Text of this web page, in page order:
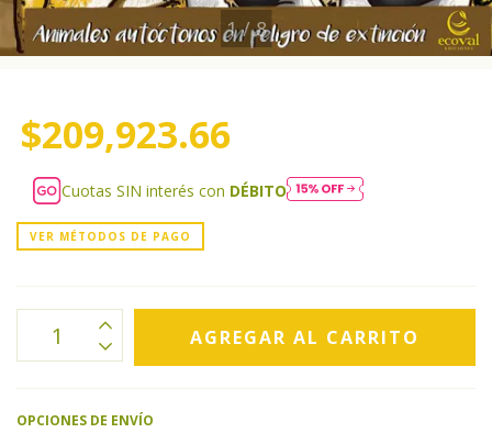
1/8
$209,923.66
Cuotas SIN interés con DÉBITO
VER MÉTODOS DE PAGO
OPCIONES DE ENVÍO